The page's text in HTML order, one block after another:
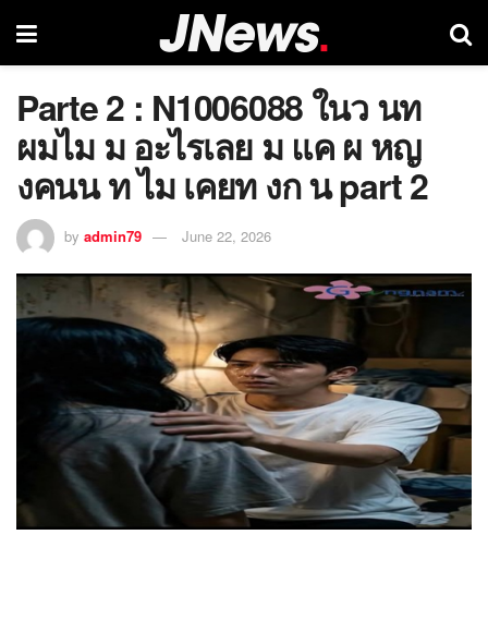
Parte 2 : N1006088 ในว นท
ผมไม ม อะไรเลย ม แค ผ หญ
งคนน ท ไม เคยท งก น part 2
by admin79 June 22, 2026